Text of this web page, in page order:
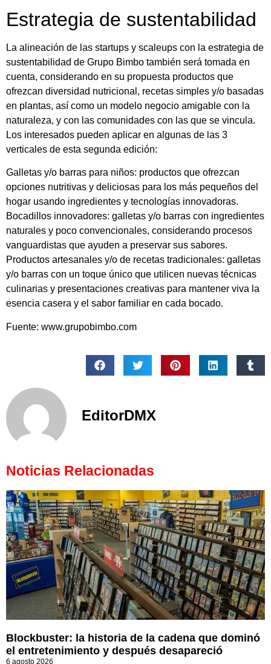
Estrategia de sustentabilidad
La alineación de las startups y scaleups con la estrategia de
sustentabilidad de Grupo Bimbo también será tomada en
cuenta, considerando en su propuesta productos que
ofrezcan diversidad nutricional, recetas simples y/o basadas
en plantas, así como un modelo negocio amigable con la
naturaleza, y con las comunidades con las que se vincula.
Los interesados pueden aplicar en algunas de las 3
verticales de esta segunda edición:
Galletas y/o barras para niños: productos que ofrezcan
opciones nutritivas y deliciosas para los más pequeños del
hogar usando ingredientes y tecnologías innovadoras.
Bocadillos innovadores: galletas y/o barras con ingredientes
naturales y poco convencionales, considerando procesos
vanguardistas que ayuden a preservar sus sabores.
Productos artesanales y/o de recetas tradicionales: galletas
y/o barras con un toque único que utilicen nuevas técnicas
culinarias y presentaciones creativas para mantener viva la
esencia casera y el sabor familiar en cada bocado.
Fuente: www.grupobimbo.com
EditorDMX
Noticias Relacionadas
Blockbuster: la historia de la cadena que dominó
el entretenimiento y después desapareció
6 agosto 2026